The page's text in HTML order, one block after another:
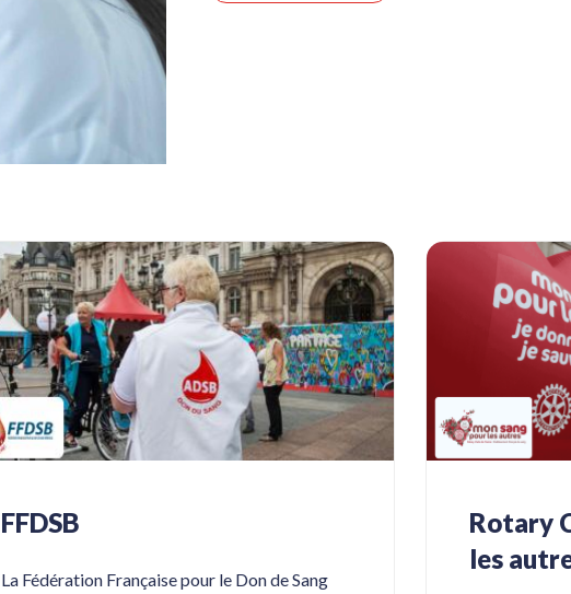
FFDSB
La Fédération Française pour le Don de Sang
Rotary
les